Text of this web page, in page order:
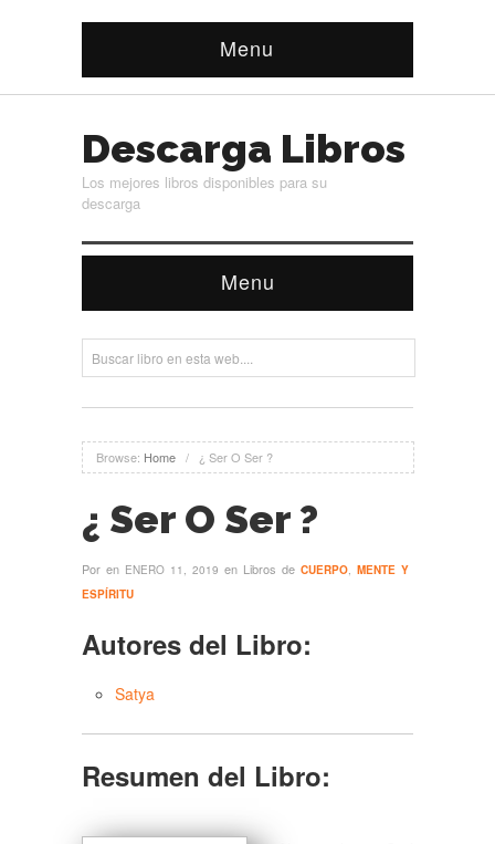
Menu
Descarga Libros
Los mejores libros disponibles para su
descarga
Menu
Browse: Home / ¿ Ser O Ser ?
¿ Ser O Ser ?
Por en ENERO 11, 2019 en Libros de CUERPO, MENTE Y
ESPÍRITU
Autores del Libro:
Satya
Resumen del Libro: